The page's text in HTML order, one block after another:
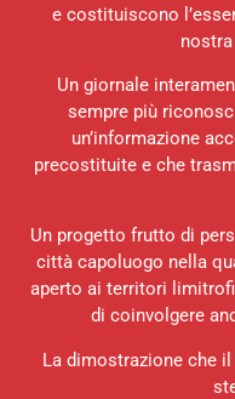
e costituiscono
Un giornale
sempre più
un’informazione
precostituite e che
Un progetto frutto di
città capoluogo nella
aperto ai territori
di coinvolgere
La dimostrazione che